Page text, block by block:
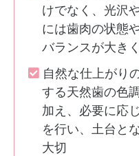
けでなく、光沢
には歯肉の状態
バランスが大き
自然な仕上がり
する天然歯の色
加え、必要に応
を行い、土台と
大切